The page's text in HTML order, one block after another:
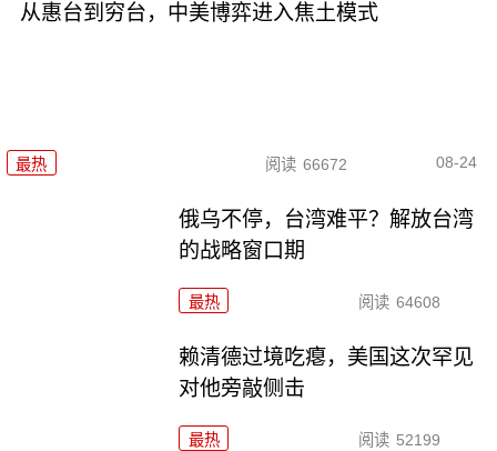
从惠台到穷台，中美博弈进入焦土模式
最热 阅读 66672 08-24
俄乌不停，台湾难平？解放台湾
的战略窗口期
最热 阅读 64608
赖清德过境吃瘪，美国这次罕见
对他旁敲侧击
最热 阅读 52199